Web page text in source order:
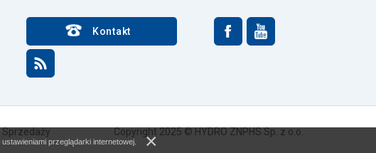
Kontakt
Sprzedaży Copyright 2025 © HYDRO ZNPHS Sp. z o.o.
przeglądarki internetowej. ×